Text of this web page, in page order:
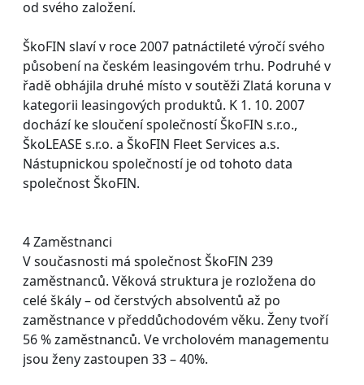
od svého založení.
ŠkoFIN slaví v roce 2007 patnáctileté výročí svého
působení na českém leasingovém trhu. Podruhé v
řadě obhájila druhé místo v soutěži Zlatá koruna v
kategorii leasingových produktů. K 1. 10. 2007
dochází ke sloučení společností ŠkoFIN s.r.o.,
ŠkoLEASE s.r.o. a ŠkoFIN Fleet Services a.s.
Nástupnickou společností je od tohoto data
společnost ŠkoFIN.
4 Zaměstnanci
V současnosti má společnost ŠkoFIN 239
zaměstnanců. Věková struktura je rozložena do
celé škály – od čerstvých absolventů až po
zaměstnance v předdůchodovém věku. Ženy tvoří
56 % zaměstnanců. Ve vrcholovém managementu
jsou ženy zastoupen 33 – 40%.